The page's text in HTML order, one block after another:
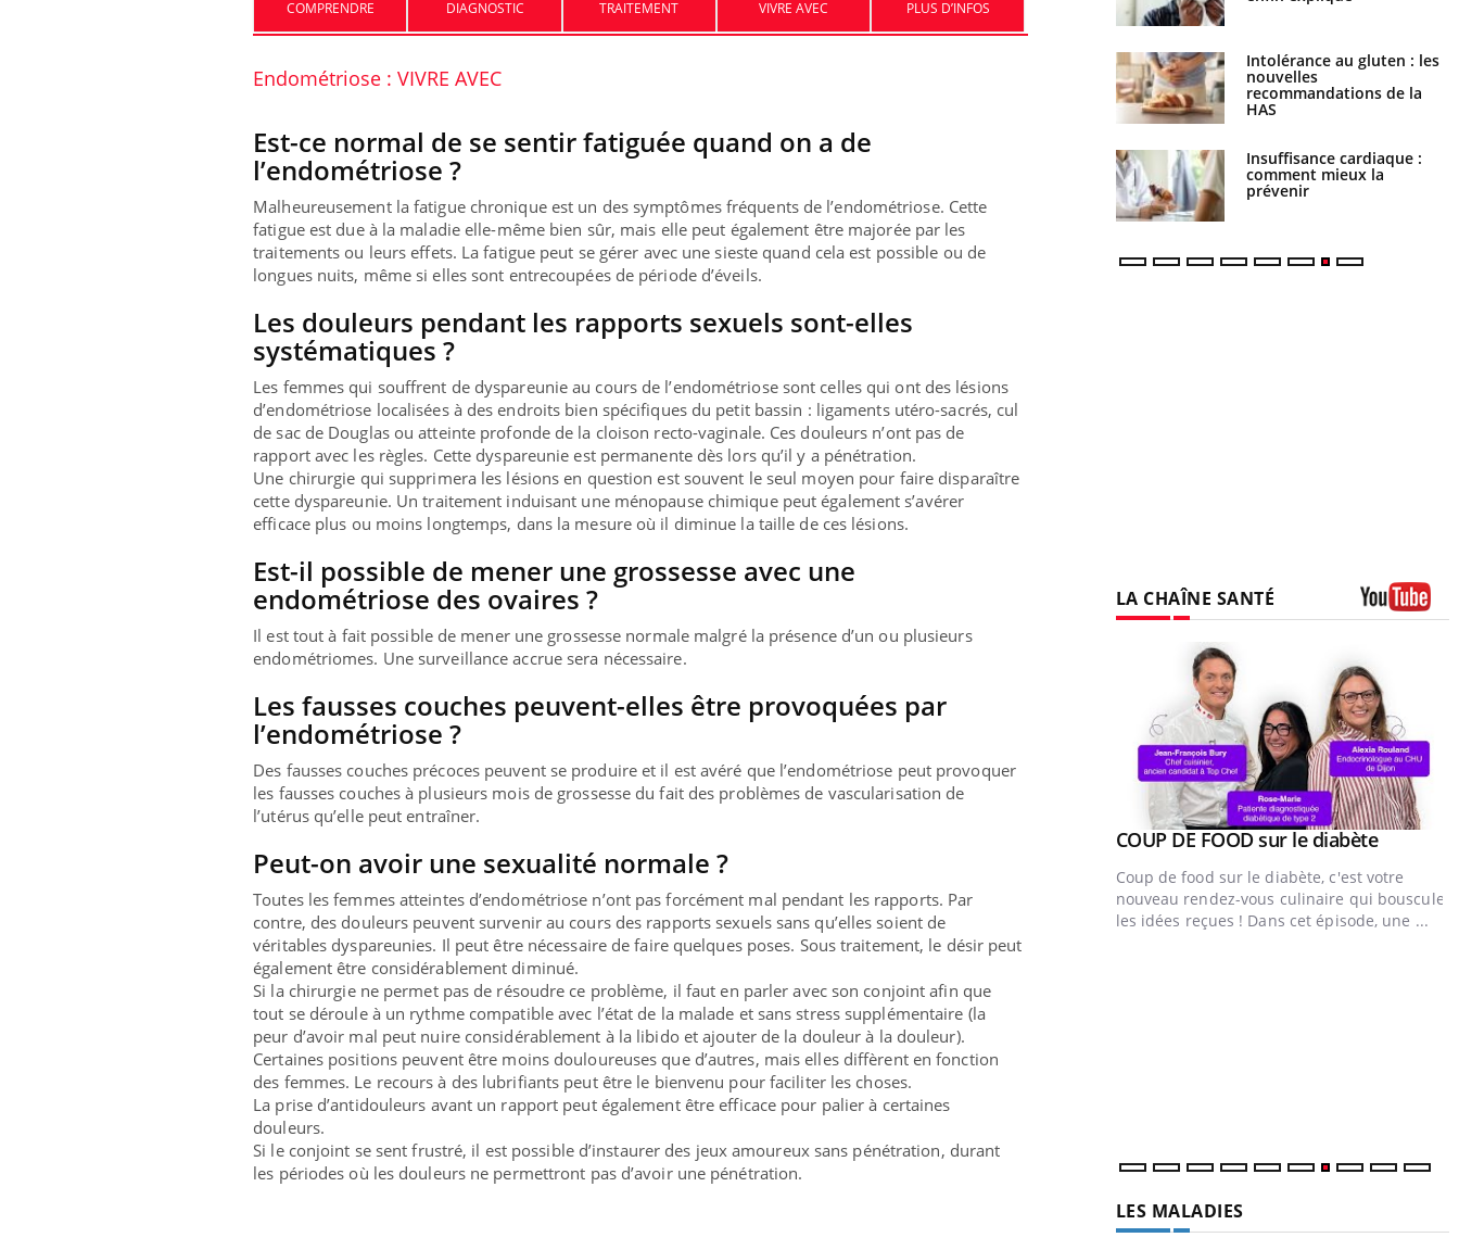
COMPRENDRE DIAGNOSTIC TRAITEMENT VIVRE AVEC PLUS D’INFOS
Endométriose : VIVRE AVEC
Est-ce normal de se sentir fatiguée quand on a de
l’endométriose ?
Malheureusement la fatigue chronique est un des symptômes fréquents de l’endométriose. Cette
fatigue est due à la maladie elle-même bien sûr, mais elle peut également être majorée par les
traitements ou leurs effets. La fatigue peut se gérer avec une sieste quand cela est possible ou de
longues nuits, même si elles sont entrecoupées de période d’éveils.
Les douleurs pendant les rapports sexuels sont-elles
systématiques ?
Les femmes qui souffrent de dyspareunie au cours de l’endométriose sont celles qui ont des lésions
d’endométriose localisées à des endroits bien spécifiques du petit bassin : ligaments utéro-sacrés, cul
de sac de Douglas ou atteinte profonde de la cloison recto-vaginale. Ces douleurs n’ont pas de
rapport avec les règles. Cette dyspareunie est permanente dès lors qu’il y a pénétration.
Une chirurgie qui supprimera les lésions en question est souvent le seul moyen pour faire disparaître
cette dyspareunie. Un traitement induisant une ménopause chimique peut également s’avérer
efficace plus ou moins longtemps, dans la mesure où il diminue la taille de ces lésions.
Est-il possible de mener une grossesse avec une
endométriose des ovaires ?
Il est tout à fait possible de mener une grossesse normale malgré la présence d’un ou plusieurs
endométriomes. Une surveillance accrue sera nécessaire.
Les fausses couches peuvent-elles être provoquées par
l’endométriose ?
Des fausses couches précoces peuvent se produire et il est avéré que l’endométriose peut provoquer
les fausses couches à plusieurs mois de grossesse du fait des problèmes de vascularisation de
l’utérus qu’elle peut entraîner.
Peut-on avoir une sexualité normale ?
Toutes les femmes atteintes d’endométriose n’ont pas forcément mal pendant les rapports. Par
contre, des douleurs peuvent survenir au cours des rapports sexuels sans qu’elles soient de
véritables dyspareunies. Il peut être nécessaire de faire quelques poses. Sous traitement, le désir peut
également être considérablement diminué.
Si la chirurgie ne permet pas de résoudre ce problème, il faut en parler avec son conjoint afin que
tout se déroule à un rythme compatible avec l’état de la malade et sans stress supplémentaire (la
peur d’avoir mal peut nuire considérablement à la libido et ajouter de la douleur à la douleur).
Certaines positions peuvent être moins douloureuses que d’autres, mais elles diffèrent en fonction
des femmes. Le recours à des lubrifiants peut être le bienvenu pour faciliter les choses.
La prise d’antidouleurs avant un rapport peut également être efficace pour palier à certaines
douleurs.
Si le conjoint se sent frustré, il est possible d’instaurer des jeux amoureux sans pénétration, durant
les périodes où les douleurs ne permettront pas d’avoir une pénétration.
l'apprentissage de la
lecture ?
Mordue par une tique en
vacances, elle reste dans le
Allergies alimentaires : une
Intolérance au gluten : les
nouvelles
recommandations de la
HAS
Insuffisance cardiaque :
comment mieux la
prévenir
LA CHAÎNE SANTÉ
préparer pour l’été !Youtube
L'été arrive… et avec lui, un tout nouveau
rythme de vie ! Vacances, plage, piscine,
soleil, activités en plein air… Nos mains sont
Le Ramadan approche, et, pour de
nombreuses personnes atteintes de diabète,
c'est une période de questions, de défis,
mais ...
Un établissement lié à un groupe mutualiste
innove en matière de bilan de santé :
l'utilisation d'un « jumeau numérique »
permet ...
Youtube
COUP DE FOOD sur le diabèteYoutube
Coup de food sur le diabète, c'est votre
nouveau rendez-vous culinaire qui bouscule
les idées reçues ! Dans cet épisode, une ...
LES MALADIES